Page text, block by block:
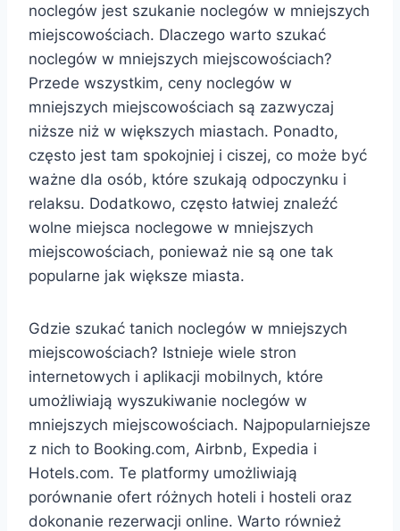
noclegów jest szukanie noclegów w mniejszych
miejscowościach. Dlaczego warto szukać
noclegów w mniejszych miejscowościach?
Przede wszystkim, ceny noclegów w
mniejszych miejscowościach są zazwyczaj
niższe niż w większych miastach. Ponadto,
często jest tam spokojniej i ciszej, co może być
ważne dla osób, które szukają odpoczynku i
relaksu. Dodatkowo, często łatwiej znaleźć
wolne miejsca noclegowe w mniejszych
miejscowościach, ponieważ nie są one tak
popularne jak większe miasta.
Gdzie szukać tanich noclegów w mniejszych
miejscowościach? Istnieje wiele stron
internetowych i aplikacji mobilnych, które
umożliwiają wyszukiwanie noclegów w
mniejszych miejscowościach. Najpopularniejsze
z nich to Booking.com, Airbnb, Expedia i
Hotels.com. Te platformy umożliwiają
porównanie ofert różnych hoteli i hosteli oraz
dokonanie rezerwacji online. Warto również